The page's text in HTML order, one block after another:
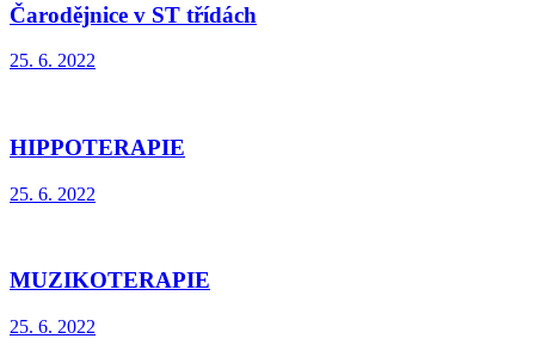
Čarodějnice v ST třídách
25. 6. 2022
HIPPOTERAPIE
25. 6. 2022
MUZIKOTERAPIE
25. 6. 2022